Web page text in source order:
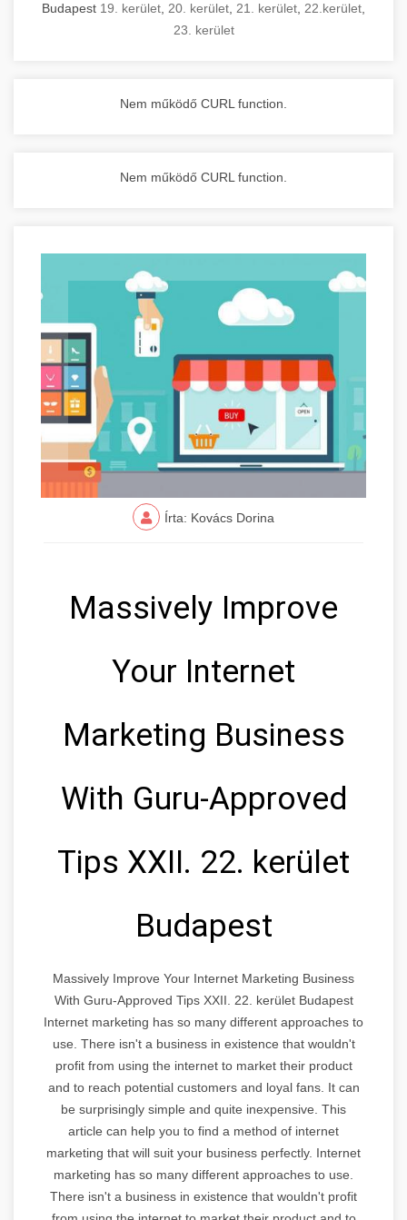
Budapest 19. kerület 20. kerület 21. kerület 22.kerület
23. kerület
Nem működő CURL function.
Nem működő CURL function.
Írta: Kovács Dorina
Massively Improve
Your Internet
Marketing Business
With Guru-Approved
Tips XXII. 22. kerület
Budapest
Massively Improve Your Internet Marketing Business
With Guru-Approved Tips XXII. 22. kerület Budapest
Internet marketing has so many different approaches to
use. There isn't a business in existence that wouldn't
profit from using the internet to market their product
and to reach potential customers and loyal fans. It can
be surprisingly simple and quite inexpensive. This
article can help you to find a method of internet
marketing that will suit your business perfectly. Internet
marketing has so many different approaches to use.
There isn't a business in existence that wouldn't profit